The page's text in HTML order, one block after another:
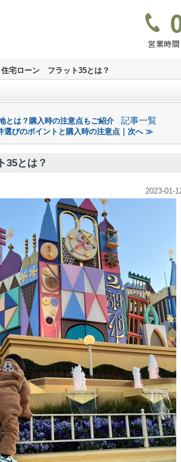
営業時
住宅ローン フラット35とは？
とは？購入時の注意点もご紹介 記事一覧
選びのポイントと購入時の注意点｜次へ ≫
とは？
2023-01-